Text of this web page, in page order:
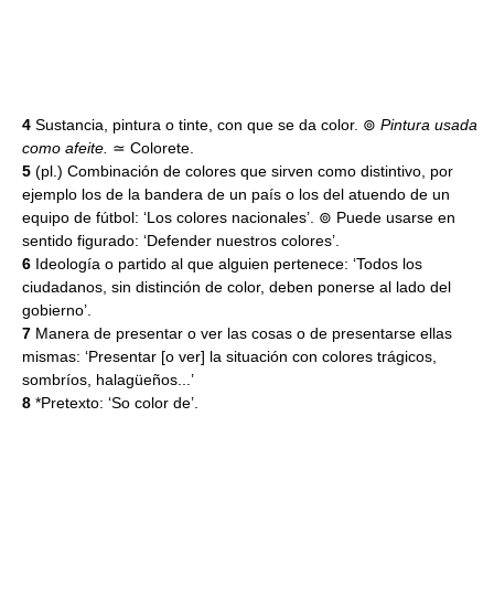
4 Sustancia, pintura o tinte, con que se da color. ⊚ Pintura usada
como afeite. ≃ Colorete.
5 (pl.) Combinación de colores que sirven como distintivo, por
ejemplo los de la bandera de un país o los del atuendo de un
equipo de fútbol: ‘Los colores nacionales’. ⊚ Puede usarse en
sentido figurado: ‘Defender nuestros colores’.
6 Ideología o partido al que alguien pertenece: ‘Todos los
ciudadanos, sin distinción de color, deben ponerse al lado del
gobierno’.
7 Manera de presentar o ver las cosas o de presentarse ellas
mismas: ‘Presentar [o ver] la situación con colores trágicos,
sombríos, halagüeños...’
8 *Pretexto: ‘So color de’.